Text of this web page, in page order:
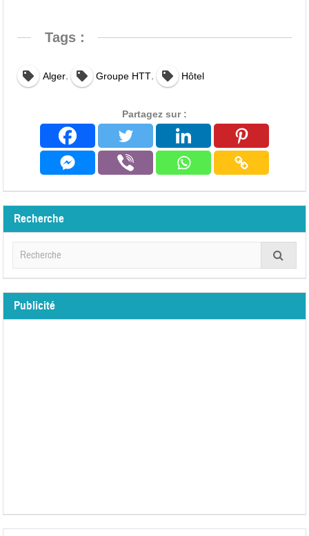
Tags :
Alger, Groupe HTT, Hôtel
Partagez sur :
Recherche
Publicité